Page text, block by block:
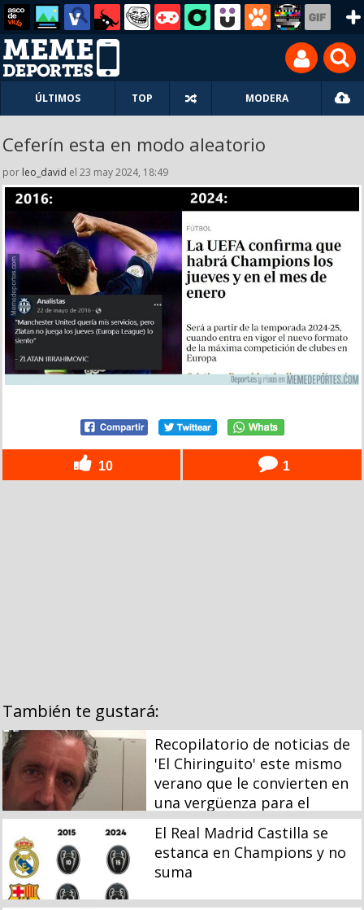
ÚLTIMOS TOP MODERA
Ceferín esta en modo aleatorio
por leo_david el 23 may 2024, 18:49
10 1
También te gustará:
Recopilatorio de noticias de
'El Chiringuito' este mismo
verano que le convierten en
una vergüenza para el
periodismo
El Real Madrid Castilla se
estanca en Champions y no
suma